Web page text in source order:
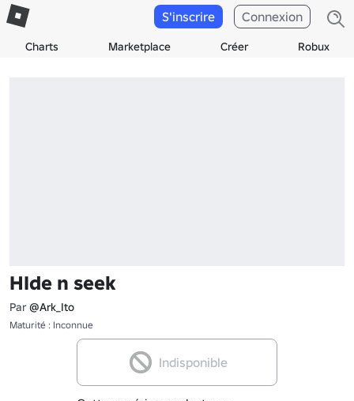
Charts Marketplace Créer Robux
S'inscrire Connexion
HIde n seek
Par @Ark_Ito
Maturité : Inconnue
Indisponible